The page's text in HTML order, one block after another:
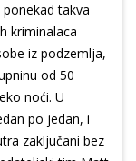
takva
kriminalaca
iz podzemlja,
od 50
noći. U
po jedan, i
zaključani bez